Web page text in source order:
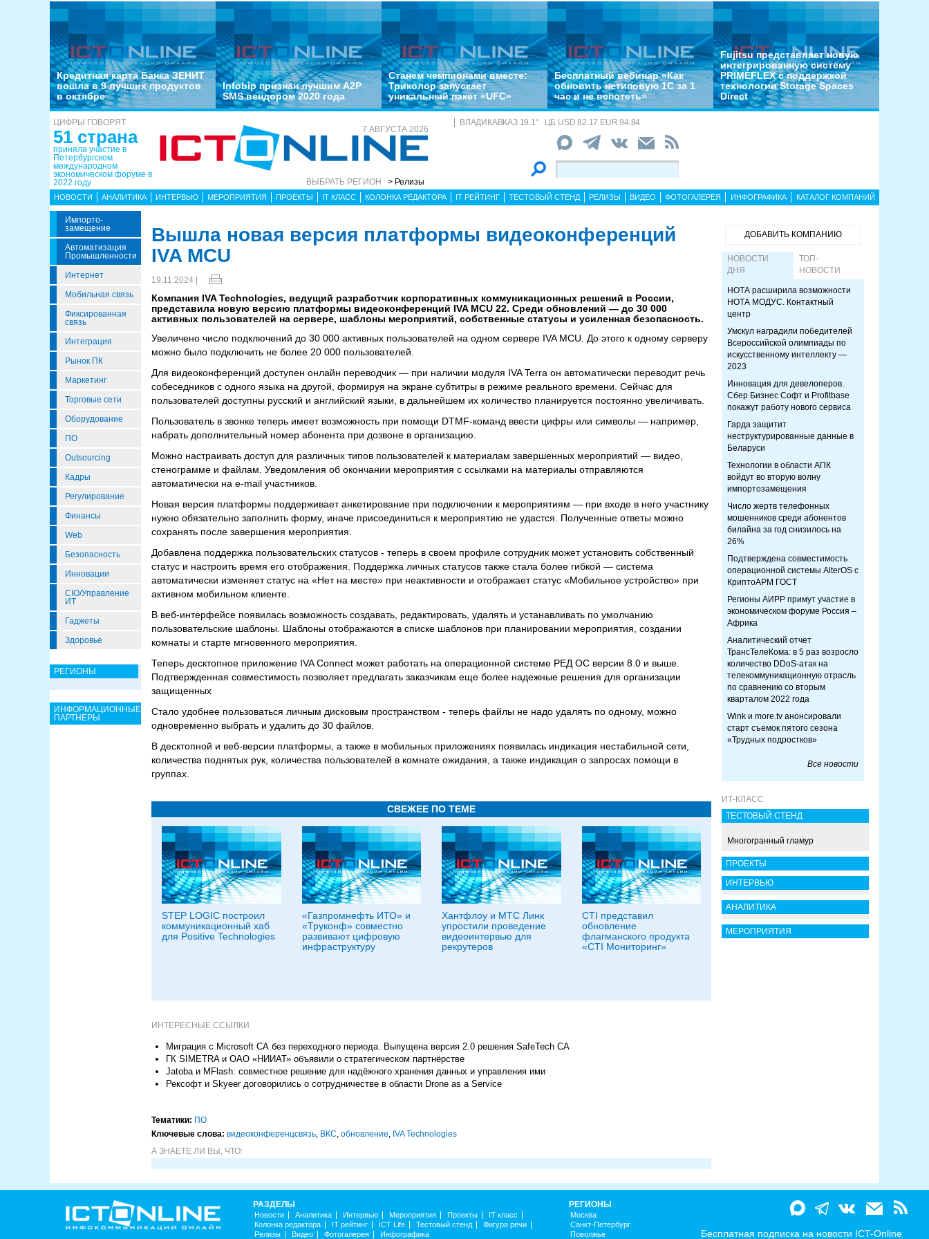
Кредитная карта Банка ЗЕНИТ
вошла в 9 лучших продуктов
в октябре
Infobip признан лучшим A2P
SMS вендором 2020 года
Станем чемпионами вместе:
Триколор запускает
уникальный пакет «UFC»
Бесплатный вебинар «Как
обновить нетиповую 1С за 1
час и не вспотеть»
Fujitsu представляет новую
интегрированную систему
PRIMEFLEX с поддержкой
технологии Storage Spaces
Direct
ЦИФРЫ ГОВОРЯТ
51 страна
приняла участие в
Петербургском
международном
экономическом форуме в
2022 году
7 АВГУСТА 2026
ВЫБРАТЬ РЕГИОН > Релизы
ВЛАДИКАВКАЗ 19.1° ЦБ USD 82.17 EUR 94.84
НОВОСТИ АНАЛИТИКА ИНТЕРВЬЮ МЕРОПРИЯТИЯ ПРОЕКТЫ IT КЛАСС КОЛОНКА РЕДАКТОРА IT РЕЙТИНГ ТЕСТОВЫЙ СТЕНД РЕЛИЗЫ ВИДЕО ФОТОГАЛЕРЕЯ ИНФОГРАФИКА КАТАЛОГ КОМПАНИЙ
Импорто­
Замещение
Автоматизация
Промышленности
Интернет
Мобильная связь
Фиксированная
связь
Интеграция
Рынок ПК
Маркетинг
Торговые сети
Оборудование
ПО
Outsourcing
Кадры
Регулирование
Финансы
Web
Безопасность
Инновации
CIO/Управление
ИТ
Гаджеты
Здоровье
РЕГИОНЫ
ИНФОРМАЦИОННЫЕ
ПАРТНЕРЫ
Вышла новая версия платформы видеоконференций
IVA MCU
19.11.2024 |
Компания IVA Technologies, ведущий разработчик корпоративных коммуникационных решений в России,
представила новую версию платформы видеоконференций IVA MCU 22. Среди обновлений — до 30 000
активных пользователей на сервере, шаблоны мероприятий, собственные статусы и усиленная безопасность.
Увеличено число подключений до 30 000 активных пользователей на одном сервере IVA MCU. До этого к одному серверу
можно было подключить не более 20 000 пользователей.
Для видеоконференций доступен онлайн переводчик — при наличии модуля IVA Terra он автоматически переводит речь
собеседников с одного языка на другой, формируя на экране субтитры в режиме реального времени. Сейчас для
пользователей доступны русский и английский языки, в дальнейшем их количество планируется постоянно увеличивать.
Пользователь в звонке теперь имеет возможность при помощи DTMF-команд ввести цифры или символы — например,
набрать дополнительный номер абонента при дозвоне в организацию.
Можно настраивать доступ для различных типов пользователей к материалам завершенных мероприятий — видео,
стенограмме и файлам. Уведомления об окончании мероприятия с ссылками на материалы отправляются
автоматически на e-mail участников.
Новая версия платформы поддерживает анкетирование при подключении к мероприятиям — при входе в него участнику
нужно обязательно заполнить форму, иначе присоединиться к мероприятию не удастся. Полученные ответы можно
сохранять после завершения мероприятия.
Добавлена поддержка пользовательских статусов - теперь в своем профиле сотрудник может установить собственный
статус и настроить время его отображения. Поддержка личных статусов также стала более гибкой — система
автоматически изменяет статус на «Нет на месте» при неактивности и отображает статус «Мобильное устройство» при
активном мобильном клиенте.
В веб-интерфейсе появилась возможность создавать, редактировать, удалять и устанавливать по умолчанию
пользовательские шаблоны. Шаблоны отображаются в списке шаблонов при планировании мероприятия, создании
комнаты и старте мгновенного мероприятия.
Теперь десктопное приложение IVA Connect может работать на операционной системе РЕД ОС версии 8.0 и выше.
Подтвержденная совместимость позволяет предлагать заказчикам еще более надежные решения для организации
защищенных
Стало удобнее пользоваться личным дисковым пространством - теперь файлы не надо удалять по одному, можно
одновременно выбрать и удалить до 30 файлов.
В десктопной и веб-версии платформы, а также в мобильных приложениях появилась индикация нестабильной сети,
количества поднятых рук, количества пользователей в комнате ожидания, а также индикация о запросах помощи в
группах.
СВЕЖЕЕ ПО ТЕМЕ
STEP LOGIC построил
коммуникационный хаб
для Positive Technologies
«Газпромнефть ИТО» и
«Труконф» совместно
развивают цифровую
инфраструктуру
Хантфлоу и МТС Линк
упростили проведение
видеоинтервью для
рекрутеров
CTI представил
обновление
флагманского продукта
«CTI Мониторинг»
ИНТЕРЕСНЫЕ ССЫЛКИ
Миграция с Microsoft СА без переходного периода. Выпущена версия 2.0 решения SafeTech CA
ГК SIMETRA и ОАО «НИИАТ» объявили о стратегическом партнёрстве
Jatoba и MFlash: совместное решение для надёжного хранения данных и управления ими
Рексофт и Skyeer договорились о сотрудничестве в области Drone as a Service
Тематики: ПО
Ключевые слова: видеоконференцсвязь, ВКС, обновление, IVA Technologies
А ЗНАЕТЕ ЛИ ВЫ, ЧТО:
ДОБАВИТЬ КОМПАНИЮ
НОВОСТИ
ДНЯ
ТОП-
НОВОСТИ
НОТА расширила возможности
НОТА МОДУС. Контактный
центр
Умскул наградили победителей
Всероссийской олимпиады по
искусственному интеллекту —
2023
Инновация для девелоперов.
Сбер Бизнес Софт и Profitbase
покажут работу нового сервиса
Гарда защитит
неструктурированные данные в
Беларуси
Технологии в области АПК
войдут во вторую волну
импортозамещения
Число жертв телефонных
мошенников среди абонентов
билайна за год снизилось на
26%
Подтверждена совместимость
операционной системы AlterOS с
КриптоАРМ ГОСТ
Регионы АИРР примут участие в
экономическом форуме Россия –
Африка
Аналитический отчет
ТрансТелеКома: в 5 раз возросло
количество DDoS-атак на
телекоммуникационную отрасль
по сравнению со вторым
кварталом 2022 года
Wink и more.tv анонсировали
старт съемок пятого сезона
«Трудных подростков»
Все новости
ИТ-КЛАСС
ТЕСТОВЫЙ СТЕНД
Многогранный гламур
ПРОЕКТЫ
ИНТЕРВЬЮ
АНАЛИТИКА
МЕРОПРИЯТИЯ
РАЗДЕЛЫ
Новости Аналитика Интервью Мероприятия Проекты
IT класс
Колонка редактора
IT рейтинг ICT Life Тестовый стенд
Фигура речи
Релизы
Видео Фотогалерея Инфографика
РЕГИОНЫ
Москва
Санкт-Петербург
Поволжье
Бесплатная подписка на новости ICT-Online